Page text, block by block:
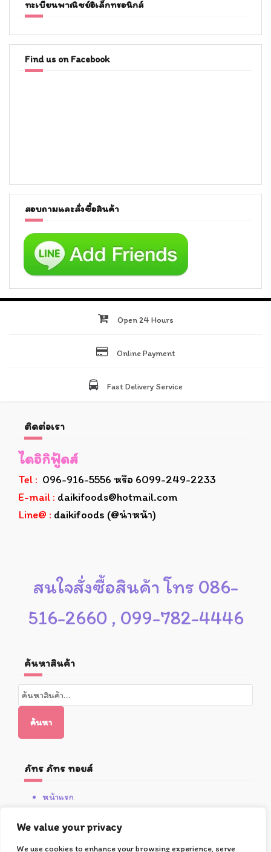
We value your privacy
We use cookies to enhance your browsing experience, serve
ทะเบียนพาณิชย์อิเล็กทรอนิกส์
Find us on Facebook
สอบถามและสั่งซื้อสินค้า
Open 24 Hours
Online Payment
Fast Delivery Service
ติดต่อเรา
ไดอิกิฟู้ดส์
Tel : 096-916-5556 หรือ 6099-249-2233
E-mail : daikifoods@hotmail.com
Line@ : daikifoods (@นำหน้า)
สนใจสั่งซื้อสินค้า โทร 086-
516-2660 , 099-782-4446
ค้นหาสินค้า
ค้นหา:
ค้นหา
ภัทร ภัทร ทอยส์
หน้าแรก
โปรโมชั่น